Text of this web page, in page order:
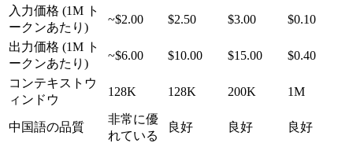
入力価格 (1M ト
ークンあたり)
~$2.00 $2.50 $3.00 $0.10
出力価格 (1M ト
ークンあたり)
~$6.00 $10.00 $15.00 $0.40
コンテキストウ
ィンドウ
128K 128K 200K 1M
中国語の品質
非常に優
れている
良好 良好 良好